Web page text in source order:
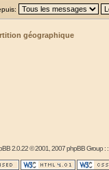
géographique
2.0.22 © 2001, 2007 phpBB Group : :